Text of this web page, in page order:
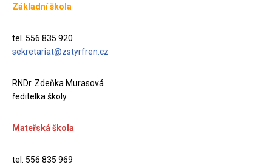
Základní škola
tel. 556 835 920
sekretariat@zstyrfren.cz
RNDr. Zdeňka Murasová
ředitelka školy
Mateřská škola
tel. 556 835 969